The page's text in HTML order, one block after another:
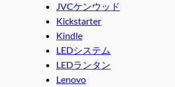
JVCケンウッド
Kickstarter
Kindle
LEDシステム
LEDランタン
Lenovo